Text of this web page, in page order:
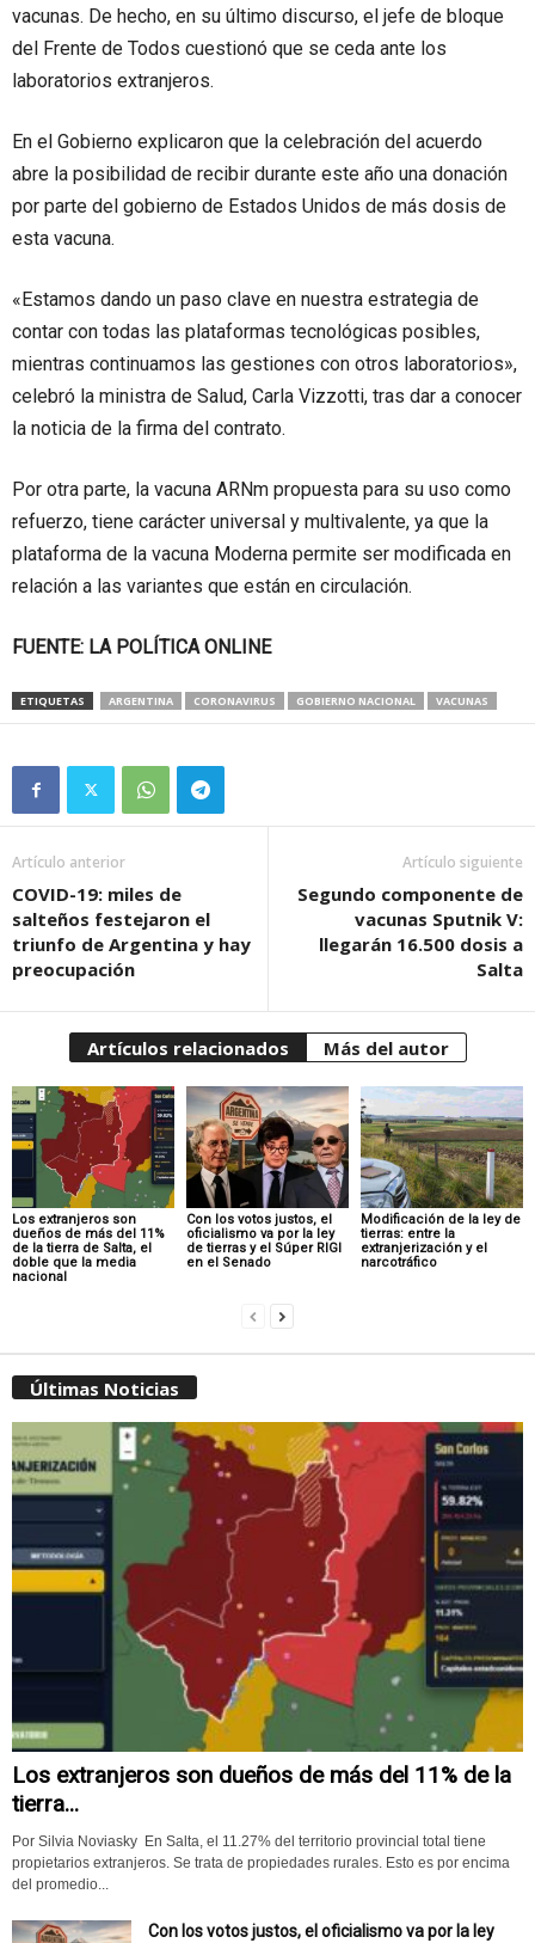
vacunas. De hecho, en su último discurso, el jefe de bloque
del Frente de Todos cuestionó que se ceda ante los
laboratorios extranjeros.
En el Gobierno explicaron que la celebración del acuerdo
abre la posibilidad de recibir durante este año una donación
por parte del gobierno de Estados Unidos de más dosis de
esta vacuna.
«Estamos dando un paso clave en nuestra estrategia de
contar con todas las plataformas tecnológicas posibles,
mientras continuamos las gestiones con otros laboratorios»,
celebró la ministra de Salud, Carla Vizzotti, tras dar a conocer
la noticia de la firma del contrato.
Por otra parte, la vacuna ARNm propuesta para su uso como
refuerzo, tiene carácter universal y multivalente, ya que la
plataforma de la vacuna Moderna permite ser modificada en
relación a las variantes que están en circulación.
FUENTE: LA POLÍTICA ONLINE
ETIQUETAS ARGENTINA CORONAVIRUS GOBIERNO NACIONAL VACUNAS
Artículo anterior
COVID-19: miles de
salteños festejaron el
triunfo de Argentina y hay
preocupación
Artículo siguiente
Segundo componente de
vacunas Sputnik V:
llegarán 16.500 dosis a
Salta
Artículos relacionados Más del autor
Los extranjeros son
dueños de más del 11%
de la tierra de Salta, el
doble que la media
nacional
Con los votos justos, el
oficialismo va por la ley
de tierras y el Súper RIGI
en el Senado
Modificación de la ley de
tierras: entre la
extranjerización y el
narcotráfico
Últimas Noticias
Los extranjeros son dueños de más del 11% de la
tierra...
Por Silvia Noviasky En Salta, el 11.27% del territorio provincial total tiene
propietarios extranjeros. Se trata de propiedades rurales. Esto es por encima
del promedio...
Con los votos justos, el oficialismo va por la ley